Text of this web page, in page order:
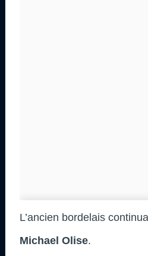
L’ancien bordelais
Michael Olise.